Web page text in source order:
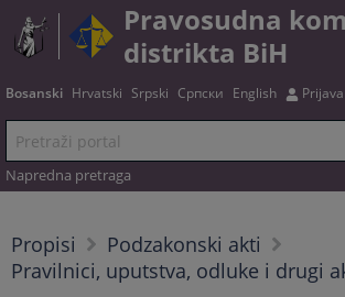
Pravosudna
distrikta BiH
Bosanski Hrvatski Srpski Српски English Prijava
Napredna pretraga
Propisi
Podzakonski akti
Pravilnici, uputstva, odluke i drugi